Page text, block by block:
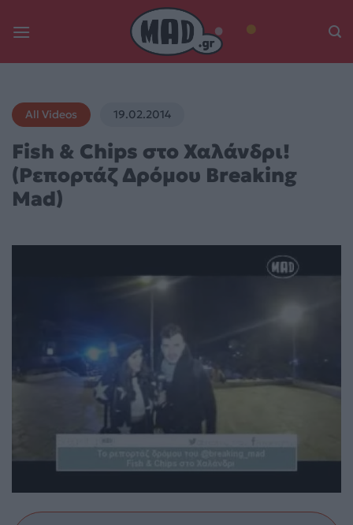
All Videos 19.02.2014
Fish & Chips στο Χαλάνδρι!
(Ρεπορτάζ Δρόμου Breaking
Mad)